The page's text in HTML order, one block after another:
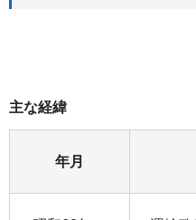
主な経緯
年月